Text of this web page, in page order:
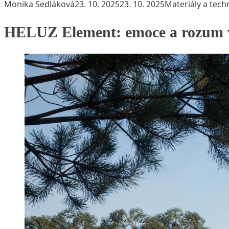
Posted by
Monika Sedláková23. 10. 202523. 10. 2025Posted in
Materiály a
HELUZ Element: emoce a